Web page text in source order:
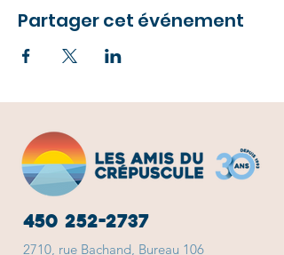
Partager cet événement
450 252-2737
2710, rue Bachand, Bureau 106